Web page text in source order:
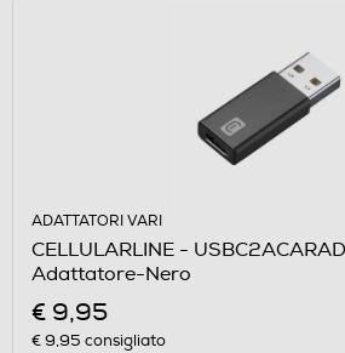
ADATTATORI VARI
CELLULARLINE -
Adattatore-Nero
€ 9,95
€ 9,95 consigliato